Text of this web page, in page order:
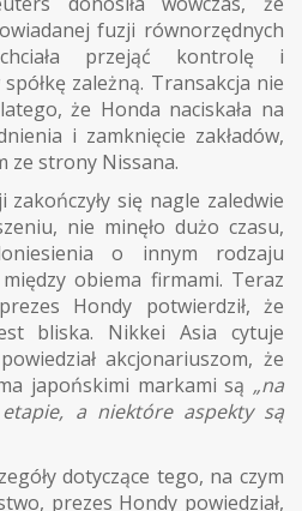
fuzji równorzędnych
przejąć kontrolę i
zależną. Transakcja nie
że Honda naciskała na
i zamknięcie zakładów,
ze strony Nissana.
się nagle zaledwie
nie minęło dużo czasu,
o innym rodzaju
obiema firmami. Teraz
Hondy potwierdził, że
bliska. Nikkei Asia cytuje
akcjonariuszom, że
japońskimi markami są „na
a niektóre aspekty są
dotyczące tego, na czym
prezes Hondy powiedział,